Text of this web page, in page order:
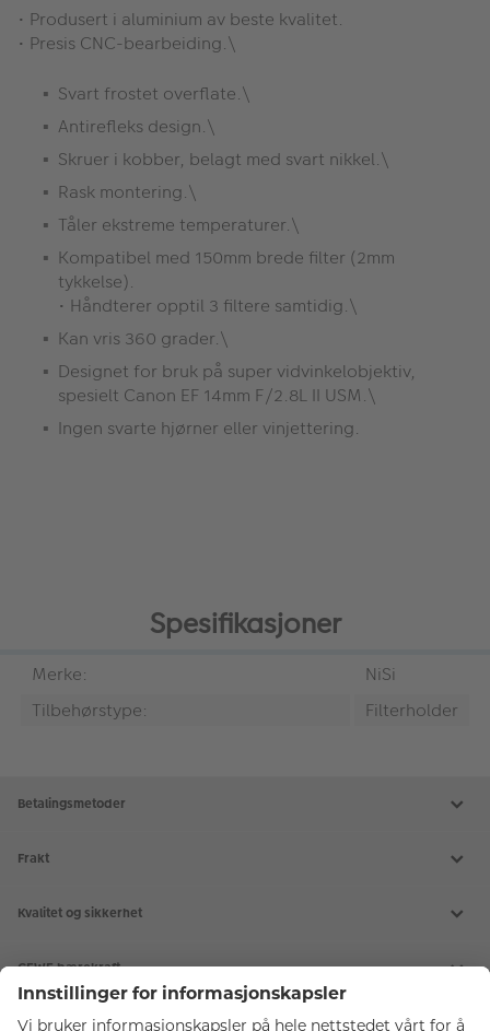
• Produsert i aluminium av beste kvalitet.
• Presis CNC-bearbeiding.\
Svart frostet overflate.\
Antirefleks design.\
Skruer i kobber, belagt med svart nikkel.\
Rask montering.\
Tåler ekstreme temperaturer.\
Kompatibel med 150mm brede filter (2mm
tykkelse).
• Håndterer opptil 3 filtere samtidig.\
Kan vris 360 grader.\
Designet for bruk på super vidvinkelobjektiv,
spesielt Canon EF 14mm F/2.8L II USM.\
Ingen svarte hjørner eller vinjettering.
Spesifikasjoner
Merke:
NiSi
Tilbehørstype:
Filterholder
Betalingsmetoder
Frakt
Kvalitet og sikkerhet
CEWE bærekraft
Tjenester